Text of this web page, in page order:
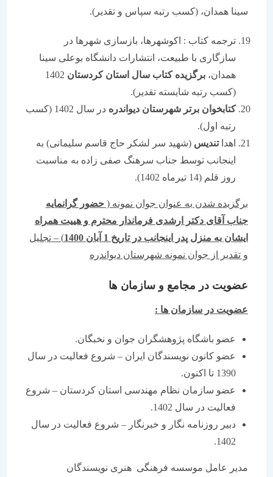
سینا همدان، (کسب رتبه سپاس و تقدیر).
ترجمه کتاب : اکوشهرها، بازسازی شهرها در
سازگاری با طبیعت، انتشارات دانشگاه بوعلی سینا
همدان،برگزیده کتاب سال استان کردستان 1402
(کسب رتبه شایسته تقدیر).
کتابخوان برتر شهرستان دیواندره
در سال 1402 (کسب
رتبه اول).
اهداتندیس(شهید سر لشکر حاج قاسم سلیمانی) به
اینجانب توسط جناب سرهنگ صفی زاده به مناسبت
روز قلم (14 تیرماه 1402).
برگزیده شدن به عنوان جوان نمونه (حضور گرانمایه
جناب آقای دکتر ارشدی فرماندار محترم و هییت همراه
ایشان به منزل پدر اینجانب در تاریخ 1 آبان
1400) – تجلیل
و تقدیر از جوان نمونه شهرستان دیواندره
عضویت در مجامع و سازمان ها
عضویت در سازمان ها :
عضو باشگاه پژوهشگران جوان و نخبگان.
عضو کانون نویسندگان ایران – شروع فعالیت در سال
عضو سازمان نظام مهندسی استان کردستان – شروع
فعالیت در سال 1402.
دبیر روزنامه نگار و خبرنگار – شروع فعالیت در سال
مدیر عامل موسسه فرهنگی هنری نویسندگان